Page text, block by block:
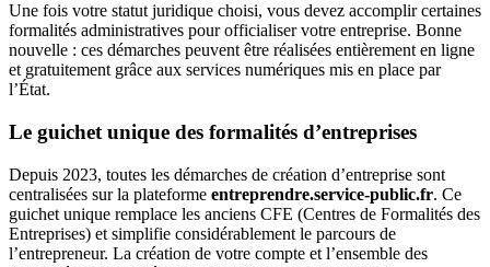
Une fois votre statut juridique choisi, vous devez accomplir certaines
formalités administratives pour officialiser votre entreprise. Bonne
nouvelle : ces démarches peuvent être réalisées entièrement en ligne
et gratuitement grâce aux services numériques mis en place par
l’État.
Le guichet unique des formalités d’entreprises
Depuis 2023, toutes les démarches de création d’entreprise sont
centralisées sur la plateforme entreprendre.service-public.fr. Ce
guichet unique remplace les anciens CFE (Centres de Formalités des
Entreprises) et simplifie considérablement le parcours de
l’entrepreneur. La création de votre compte et l’ensemble des